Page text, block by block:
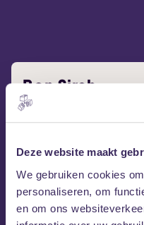
Deze website maakt
We gebruiken cookies
personaliseren, om
en om ons
Bon Sirah
In een wereld die
aanvoelen. Zijn moderne
en barst los in een
gitaarsolo’s. Geen
over liefde, ouder